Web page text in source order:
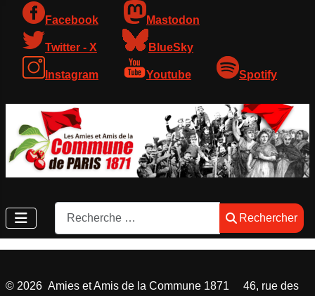
Facebook Mastodon
Twitter - X BlueSky
Instagram Youtube Spotify
Rechercher
Rechercher
© 2026 Amies et Amis de la Commune 1871 46, rue des